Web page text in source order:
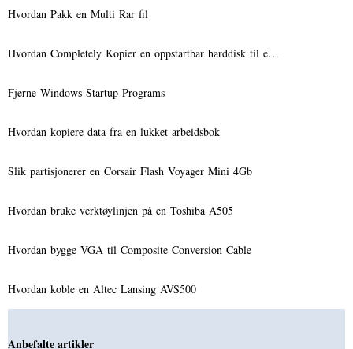
Hvordan Pakk en Multi Rar fil
Hvordan Completely Kopier en oppstartbar harddisk til e…
Fjerne Windows Startup Programs
Hvordan kopiere data fra en lukket arbeidsbok
Slik partisjonerer en Corsair Flash Voyager Mini 4Gb
Hvordan bruke verktøylinjen på en Toshiba A505
Hvordan bygge VGA til Composite Conversion Cable
Hvordan koble en Altec Lansing AVS500
Anbefalte artikler